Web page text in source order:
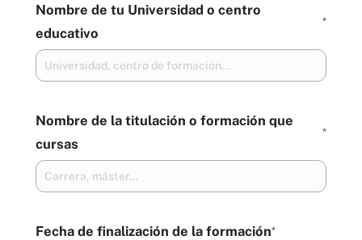
Nombre de tu Universidad o centro
educativo
*
Nombre de la titulación o formación que
cursas
*
Fecha de finalización de la formación*